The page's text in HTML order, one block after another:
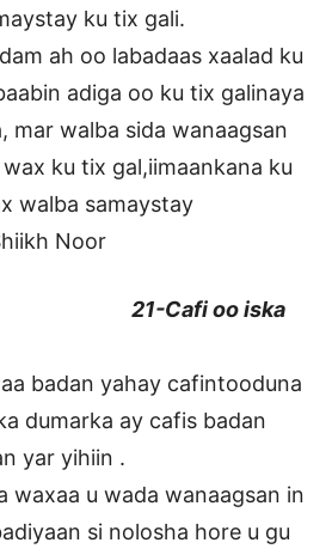
ku tix gali.
ah oo labadaas xaalad ku
adiga oo ku tix galinaya
mar walba sida wanaagsan
ku tix gal,iimaankana ku
walba samaystay
Noor
21-Cafi oo iska
badan yahay cafintooduna
dumarka ay cafis badan
yar yihiin .
waxaa u wada wanaagsan in
si nolosha hore u gu